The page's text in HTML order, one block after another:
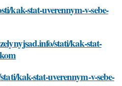
kak-stat-uverennym-v-sebe-
stati/kak-stat-
kak-stat-uverennym-v-sebe-